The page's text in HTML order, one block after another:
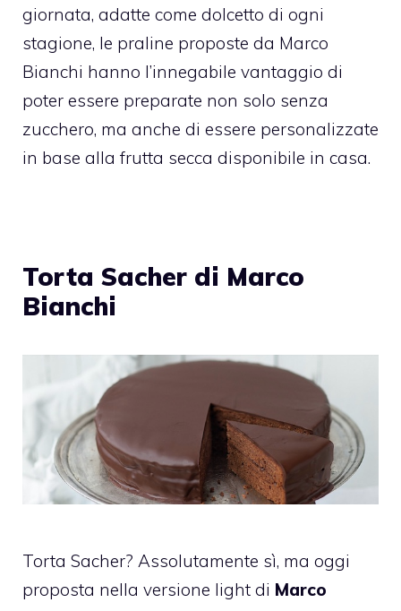
giornata, adatte come dolcetto di ogni
stagione, le praline proposte da Marco
Bianchi hanno l’innegabile vantaggio di
poter essere preparate non solo senza
zucchero, ma anche di essere personalizzate
in base alla frutta secca disponibile in casa.
Torta Sacher di Marco
Bianchi
Torta Sacher? Assolutamente sì, ma oggi
proposta nella versione light di Marco